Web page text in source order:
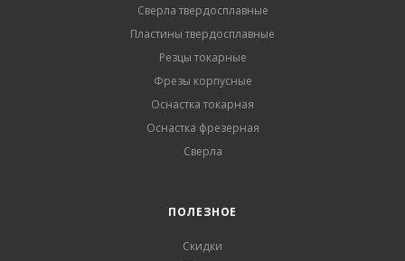
Сверла твердосплавные
Пластины твердосплавные
Резцы токарные
Фрезы корпусные
Оснастка токарная
Оснастка фрезерная
Сверла
ПОЛЕЗНОЕ
Скидки